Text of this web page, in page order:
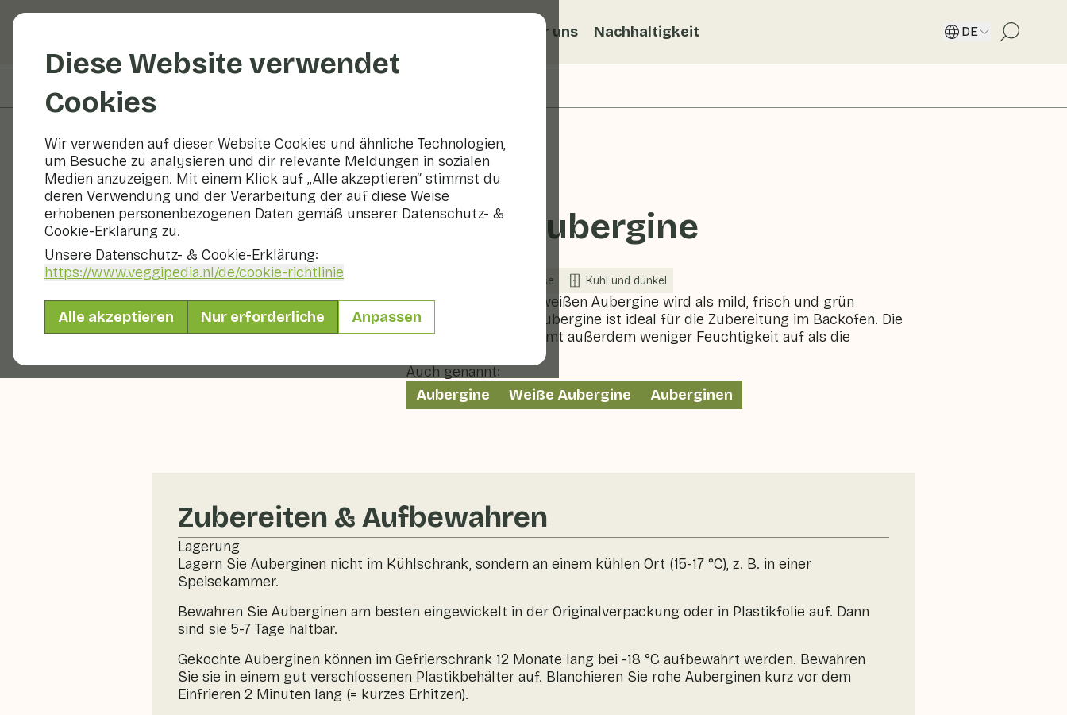
Diese Website verwendet
Cookies
Wir verwenden auf dieser Website Cookies und ähnliche Technologien,
um Besuche zu analysieren und dir relevante Meldungen in sozialen
Medien anzuzeigen. Mit einem Klick auf „Alle akzeptieren“ stimmst du
deren Verwendung und der Verarbeitung der auf diese Weise
erhobenen personenbezogenen Daten gemäß unserer Datenschutz- &
Cookie-Erklärung zu.
Unsere Datenschutz- & Cookie-Erklärung:
https://www.veggipedia.nl/de/cookie-richtlinie
Alle akzeptieren Nur erforderliche Anpassen
Über uns Nachhaltigkeit DE
Obst und Gemüse
Weiße Aubergine
Gemüse Kühl und dunkel
Der Geschmack der weißen Aubergine wird als mild, frisch und grün
beschrieben. Diese Aubergine ist ideal für die Zubereitung im Backofen. Die
weiße Aubergine nimmt außerdem weniger Feuchtigkeit auf als die
Auch genannt:
Aubergine
Weiße Aubergine Auberginen
Zubereiten & Aufbewahren
Lagerung
Lagern Sie Auberginen nicht im Kühlschrank, sondern an einem kühlen Ort (15-17 °C), z. B. in einer
Speisekammer.
Bewahren Sie Auberginen am besten eingewickelt in der Originalverpackung oder in Plastikfolie auf. Dann
sind sie 5-7 Tage haltbar.
Gekochte Auberginen können im Gefrierschrank 12 Monate lang bei -18 °C aufbewahrt werden. Bewahren
Sie sie in einem gut verschlossenen Plastikbehälter auf. Blanchieren Sie rohe Auberginen kurz vor dem
Einfrieren 2 Minuten lang (= kurzes Erhitzen).